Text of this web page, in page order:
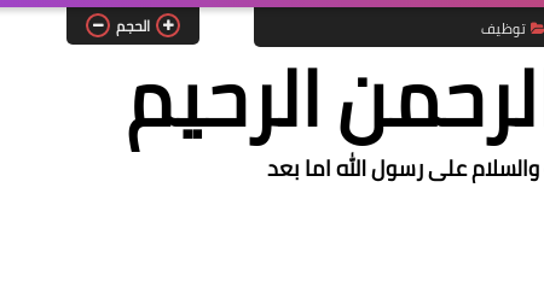
توظيف الحجم
الرحيموالسلام على رسول الله اما بعد